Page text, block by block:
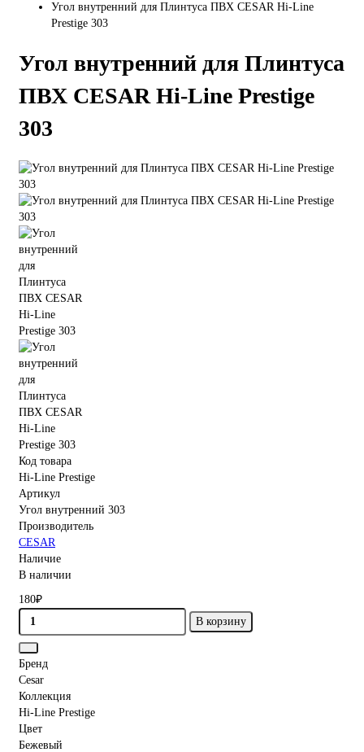
Угол внутренний для Плинтуса ПВХ CESAR Hi-Line
Prestige 303
Угол внутренний для Плинтуса
ПВХ CESAR Hi-Line Prestige
303
Код товара
Hi-Line Prestige
Артикул
Угол внутренний 303
Производитель
CESAR
Наличие
В наличии
180₽
В корзину
Бренд
Cesar
Коллекция
Hi-Line Prestige
Цвет
Бежевый